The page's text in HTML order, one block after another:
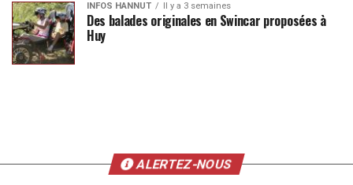
INFOS HANNUT Il y a 3 semaines
Des balades originales en Swincar proposées à
Huy
ALERTEZ-NOUS